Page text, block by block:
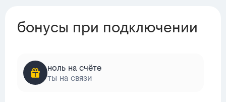
бонусы при подключении
ноль на счёте
ты на связи